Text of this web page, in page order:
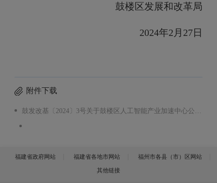
鼓楼区发展和改革局
2024年2 月 27日
附件下载
鼓发改基〔2024〕3号关于鼓楼区人工智能产业加速中心公共服务平台项目可行性研究报告的批复 (区数字办) 0227.pdf
福建省政府网站 福建省各地市网站
福州市各县（市）区网站
其他链接